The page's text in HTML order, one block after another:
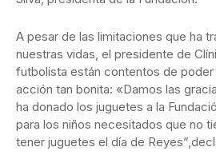
A pesar de las limitaciones que ha
nuestras vidas, el presidente de
futbolista están contentos de poder
acción tan bonita: «Damos las
ha donado los juguetes a la
para los niños necesitados que no
tener juguetes el día de